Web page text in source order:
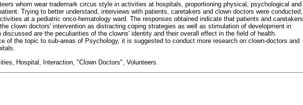
whom wear trademark circus style in activities at hospitals, proportioning physical, psychological and
Trying to better understand, interviews with patients, caretakers and clown doctors were conducted,
at a pediatric onco-hematology ward. The responses obtained indicate that patients and caretakers
clown doctors' intervention as distracting coping strategies as well as stimulation of development in
discussed are the peculiarities of the clowns' identity and their overall effect in the field of health.
of the topic to sub-areas of Psychology, it is suggested to conduct more research on clown-doctors and
Hospital, Interaction, "Clown Doctors", Volunteers.